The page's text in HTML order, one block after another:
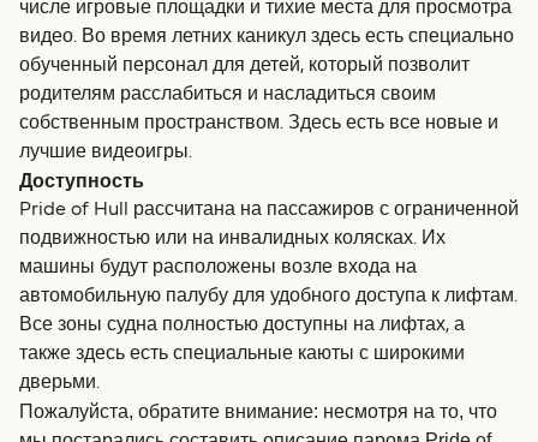
числе игровые площадки и тихие места для просмотра
видео. Во время летних каникул здесь есть специально
обученный персонал для детей, который позволит
родителям расслабиться и насладиться своим
собственным пространством. Здесь есть все новые и
лучшие видеоигры.
Доступность
Pride of Hull рассчитана на пассажиров с ограниченной
подвижностью или на инвалидных колясках. Их
машины будут расположены возле входа на
автомобильную палубу для удобного доступа к лифтам.
Все зоны судна полностью доступны на лифтах, а
также здесь есть специальные каюты с широкими
дверьми.
Пожалуйста, обратите внимание: несмотря на то, что